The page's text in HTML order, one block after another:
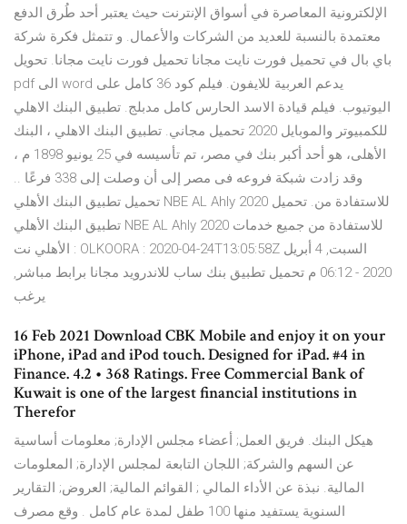
الإلكترونية المعاصرة في أسواق الإنترنت حيث يعتبر أحد طُرق الدفع
معتمدة بالنسبة للعديد من الشركات والأعمال. و تتمثل فكرة شركة
باي بال في تحميل فورت نايت مجانا تحميل فورت نايت مجانا. تحويل
pdf الى word يدعم العربية للايفون. فيلم كود 36 كامل على
اليوتيوب. فيلم قيادة الاسد الحارس كامل مدبلج. تطبيق البنك الاهلي
للكمبيوتر والموبايل 2020 تحميل مجاني. تطبيق البنك الاهلي ، البنك
الأهلى، هو أحد أكبر بنك في مصر، تم تأسيسه في 25 يونيو 1898 م ،
وقد زادت شبكة فروعه فى مصر إلى أن وصلت إلى 338 فرعًا ..
تحميل تطبيق البنك الأهلي NBE AL Ahly 2020 للاستفادة من. تحميل
تطبيق البنك الأهلي NBE AL Ahly 2020 للاستفادة من جميع خدمات
الأهلي نت : OLKOORA : 2020-04-24T13:05:58Z السبت, 4 أبريل
2020 - 06:12 م تحميل تطبيق بنك ساب للاندرويد مجانا برابط مباشر,
يرغب
16 Feb 2021 Download CBK Mobile and enjoy it on your
iPhone, iPad and iPod touch. Designed for iPad. #4 in
Finance. 4.2 • 368 Ratings. Free Commercial Bank of
Kuwait is one of the largest financial institutions in
Therefor
هيكل البنك. فريق العمل; أعضاء مجلس الإدارة; معلومات أساسية
عن السهم والشركة; اللجان التابعة لمجلس الإدارة; المعلومات
المالية. نبذة عن الأداء المالي ; القوائم المالية; العروض; التقارير
السنوية يستفيد منها 100 طفل لمدة عام كامل . وقع مصرف